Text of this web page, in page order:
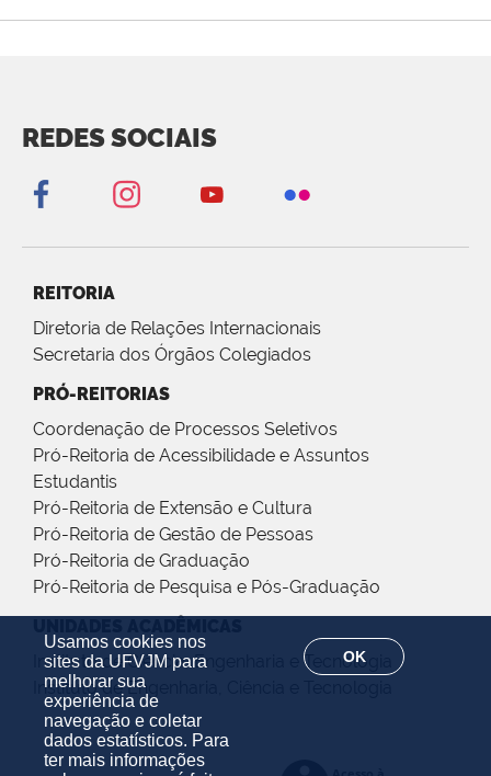
Usamos cookies nos
sites da UFVJM para
melhorar sua
experiência de
navegação e coletar
dados estatísticos. Para
ter mais informações
OK
REDES SOCIAIS
REITORIA
Diretoria de Relações Internacionais
Secretaria dos Órgãos Colegiados
PRÓ-REITORIAS
Coordenação de Processos Seletivos
Pró-Reitoria de Acessibilidade e Assuntos
Estudantis
Pró-Reitoria de Extensão e Cultura
Pró-Reitoria de Gestão de Pessoas
Pró-Reitoria de Graduação
Pró-Reitoria de Pesquisa e Pós-Graduação
Instituto de Ciência, Engenharia e Tecnologia
Instituto de Engenharia, Ciência e Tecnologia